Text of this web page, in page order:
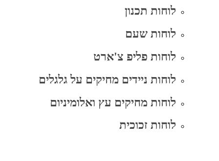
לוחות תכנון
לוחות שעם
לוחות פליפ צ'ארט
לוחות ניידים מחיקים על גלגלים
לוחות מחיקים עץ ואלומיניום
לוחות זכוכית